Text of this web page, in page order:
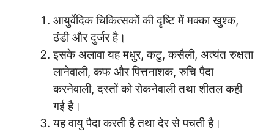
आयुर्वेदिक चिकित्सकों की दृष्टि में मक्का खुश्क,
ठंडी और दुर्जर है।
इसके अलावा यह मधुर, कटु, कसैली, अत्यंत रुक्षता
लानेवाली, कफ और पित्तनाशक, रुचि पैदा
करनेवाली, दस्तों को रोकनेवाली तथा शीतल कही
गई है।
यह वायु पैदा करती है तथा देर से पचती है।